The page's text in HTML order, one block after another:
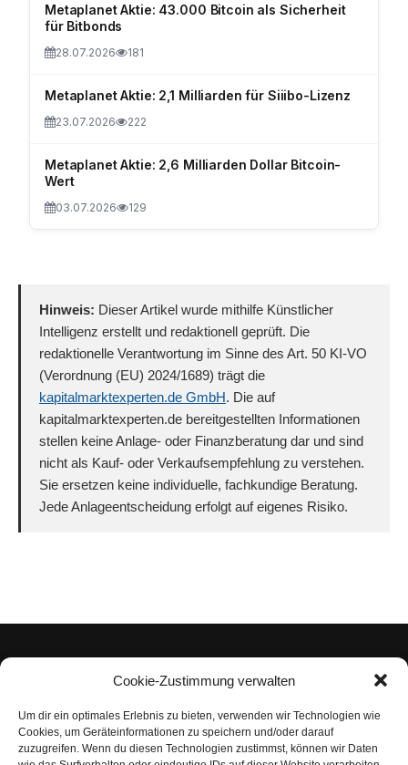
Cookie-Zustimmung verwalten
Um dir ein optimales Erlebnis zu bieten, verwenden wir Technologien wie
Cookies, um Geräteinformationen zu speichern und/oder darauf
zuzugreifen. Wenn du diesen Technologien zustimmst, können wir Daten
Metaplanet Aktie: 43.000 Bitcoin als Sicherheit
für Bitbonds
28.07.2026 181
Metaplanet Aktie: 2,1 Milliarden für Siiibo-Lizenz
23.07.2026 222
Metaplanet Aktie: 2,6 Milliarden Dollar Bitcoin-
Wert
03.07.2026 129
Hinweis: Dieser Artikel wurde mithilfe Künstlicher
Intelligenz erstellt und redaktionell geprüft. Die
redaktionelle Verantwortung im Sinne des Art. 50 KI-VO
(Verordnung (EU) 2024/1689) trägt die
kapitalmarktexperten.de GmbH. Die auf
kapitalmarktexperten.de bereitgestellten Informationen
stellen keine Anlage- oder Finanzberatung dar und sind
nicht als Kauf- oder Verkaufsempfehlung zu verstehen.
Sie ersetzen keine individuelle, fachkundige Beratung.
Jede Anlageentscheidung erfolgt auf eigenes Risiko.
Impressum
Datenschutzerklärung